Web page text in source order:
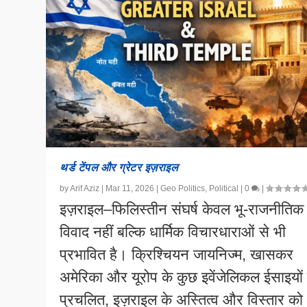
थर्ड टेंपल और ग्रेटर इज़राइल
byArif Aziz | Mar 11, 2026 |Geo Politics Political |0 |
इज़राइल–फिलिस्तीन संघर्ष केवल भू-राजनीतिक
विवाद नहीं बल्कि धार्मिक विचारधाराओं से भी
प्रभावित है। क्रिश्चियन जायनिज्म, खासकर
अमेरिका और यूरोप के कुछ इवेंजेलिकल ईसाइयों
प्रचलित, इज़राइल के अस्तित्व और विस्तार को